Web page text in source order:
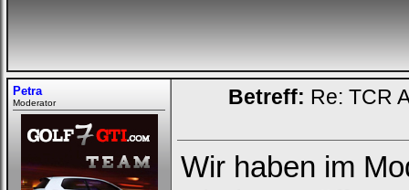
Onlinestatus verstecken.
Petra
Moderator Betreff: Re: TCR
Wir haben im